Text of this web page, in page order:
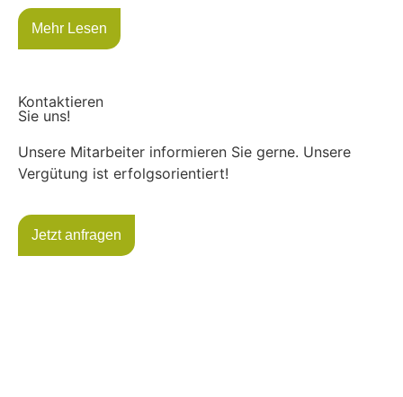
Mehr Lesen
Kontaktieren
Sie uns!
Unsere Mitarbeiter informieren Sie gerne. Unsere
Vergütung ist erfolgsorientiert!
Jetzt anfragen